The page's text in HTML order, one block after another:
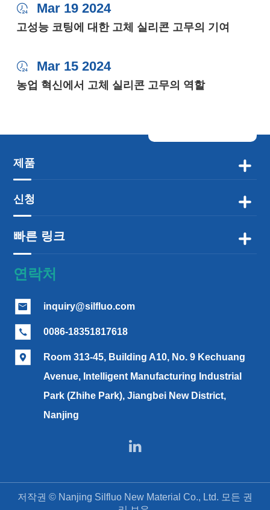
 Mar 19 2024
고성능 코팅에 대한 고체 실리콘 고무의 기여
 Mar 15 2024
농업 혁신에서 고체 실리콘 고무의 역할
제품 
신청 
빠른 링크 
연락처
 inquiry@silfluo.com
 0086-18351817618

Room 313-45, Building A10, No. 9 Kechuang
Avenue, Intelligent Manufacturing Industrial
Park (Zhihe Park), Jiangbei New District,
Nanjing

저작권 © Nanjing Silfluo New Material Co., Ltd. 모든 권